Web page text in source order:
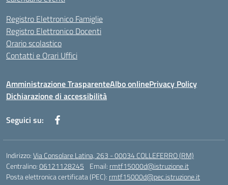
Registro Elettronico Famiglie
Registro Elettronico Docenti
Orario scolastico
Contatti e Orari Uffici
Amministrazione TrasparenteAlbo onlinePrivacy Policy
Dichiarazione di accessibilità
Seguici su:
Indirizzo:Via Consolare Latina, 263 - 00034 COLLEFERRO (RM)
Centralino:06121128245 Email: rmtf15000d@istruzione.it
Posta elettronica certificata (PEC): rmtf15000d@pec.istruzione.it